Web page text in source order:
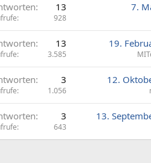
13
928
7.
13
3.585
19.
3
1.056
12.
3
643
13.